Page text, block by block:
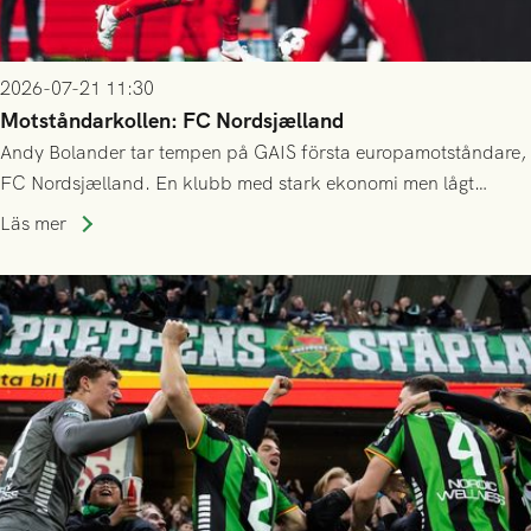
2026-07-21 11:30
Motståndarkollen: FC Nordsjælland
Andy Bolander tar tempen på GAIS första europamotståndare,
FC Nordsjælland. En klubb med stark ekonomi men lågt
publiksnitt, ett lag med både kollektiv styrka och individuell
Läs mer